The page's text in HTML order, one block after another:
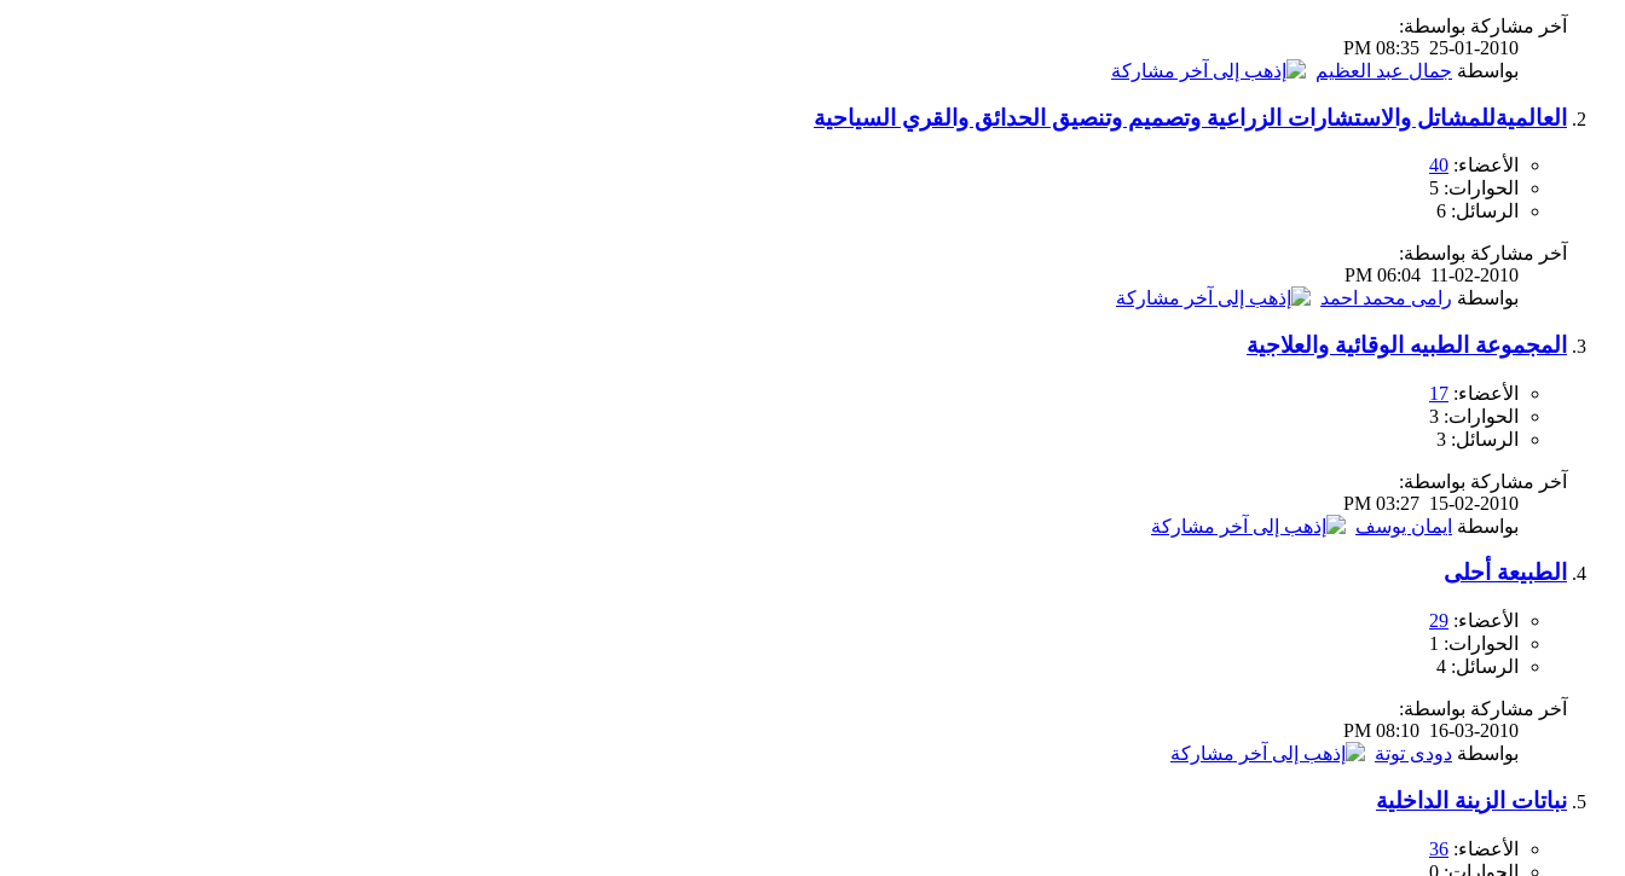
آخر مشاركة بواسطة:
25-01-2010
08:35 PM
بواسطة جمال عبد العظيم
العالميةللمشاتل والاستشارات الزراعية وتصميم وتنصيق الحدائق والقري السياحية
الأعضاء: 40
الحوارات: 5
الرسائل: 6
آخر مشاركة بواسطة:
11-02-2010
06:04 PM
بواسطة رامى محمد احمد
المجموعة الطبيه الوقائية والعلاجية
الأعضاء: 17
الحوارات: 3
الرسائل: 3
آخر مشاركة بواسطة:
15-02-2010
03:27 PM
بواسطة ايمان يوسف
الطبيعة أحلى
الأعضاء: 29
الحوارات: 1
الرسائل: 4
آخر مشاركة بواسطة:
16-03-2010
08:10 PM
بواسطة دودى توتة
نباتات الزينة الداخلية
الأعضاء: 36
الحوارات: 0